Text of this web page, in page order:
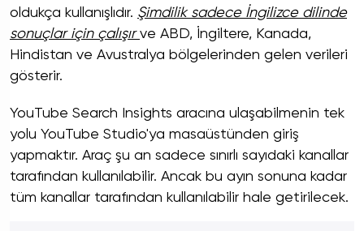
oldukça kullanışlıdır. Şimdilik sadece İngilizce dilinde
sonuçlar için çalışırve ABD, İngiltere, Kanada,
Hindistan ve Avustralya bölgelerinden gelen verileri
gösterir.
YouTube Search Insights aracına ulaşabilmenin tek
yolu YouTube Studio'ya masaüstünden giriş
yapmaktır. Araç şu an sadece sınırlı sayıdaki kanallar
tarafından kullanılabilir. Ancak bu ayın sonuna kadar
tüm kanallar tarafından kullanılabilir hale getirilecek.